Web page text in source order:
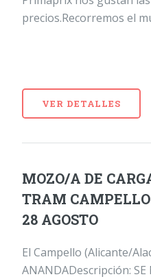
precios.Recorremos el
VER DETALLES
MOZO/A DE
TRAM
28 AGOSTO
El Campello (Alicante/
ANANDADescripción: SE